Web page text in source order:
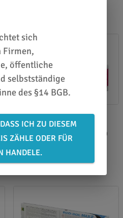
Roland Tinte
Roland Eco-Sol Max 2
ESL4-4MG magenta - 440
ab 119,99 €
sich
Firmen,
öffentliche
selbstständige
des §14 BGB.
ICH ZU DIESEM
ZÄHLE ODER FÜR
HANDELE.